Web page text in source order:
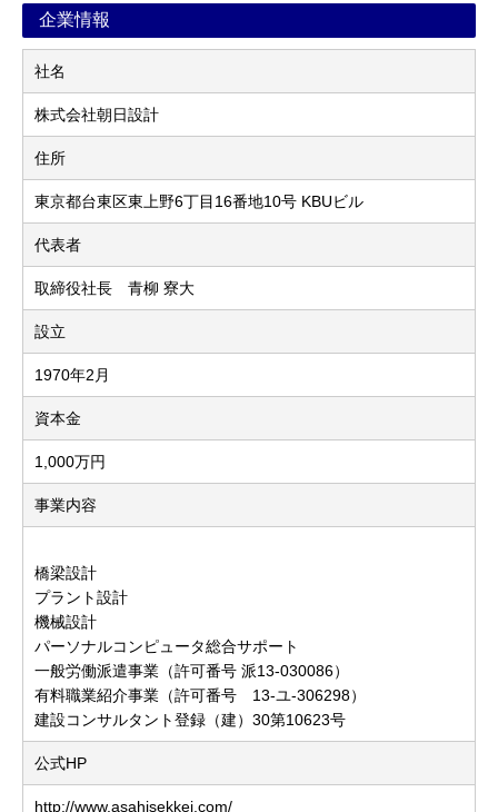
企業情報
社名
株式会社朝日設計
住所
東京都台東区東上野6丁目16番地10号 KBUビル
代表者
取締役社長 青柳 寮大
設立
1970年2月
資本金
1,000万円
事業内容
橋梁設計
プラント設計
機械設計
パーソナルコンピュータ総合サポート
一般労働派遣事業（許可番号 派13-030086）
有料職業紹介事業（許可番号 13-ユ-306298）
建設コンサルタント登録（建）30第10623号
公式HP
http://www.asahisekkei.com/